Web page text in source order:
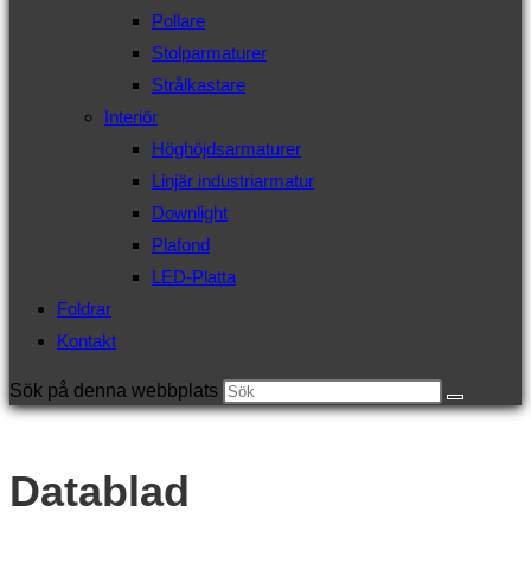
Pollare
Stolparmaturer
Strålkastare
Interiör
Höghöjdsarmaturer
Linjär industriarmatur
Downlight
Plafond
LED-Platta
Foldrar
Kontakt
Sök på denna webbplats
Datablad